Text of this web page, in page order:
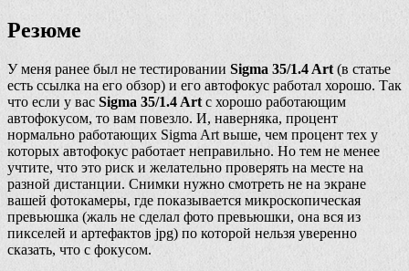
Резюме
У меня ранее был не тестировании Sigma 35/1.4 Art (в статье
есть ссылка на его обзор) и его автофокус работал хорошо. Так
что если у вас Sigma 35/1.4 Art с хорошо работающим
автофокусом, то вам повезло. И, наверняка, процент
нормально работающих Sigma Art выше, чем процент тех у
которых автофокус работает неправильно. Но тем не менее
учтите, что это риск и желательно проверять на месте на
разной дистанции. Снимки нужно смотреть не на экране
вашей фотокамеры, где показывается микроскопическая
превьюшка (жаль не сделал фото превьюшки, она вся из
пикселей и артефактов jpg) по которой нельзя уверенно
сказать, что с фокусом.